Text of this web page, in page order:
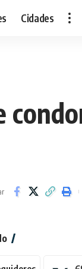
Cidades